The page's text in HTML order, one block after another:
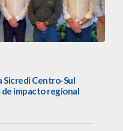
Sicredi Centro-Sul
impacto regional